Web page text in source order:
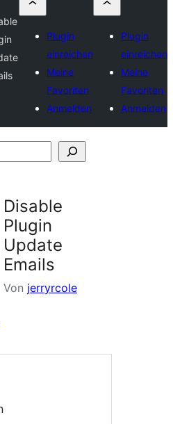
Plugin
einreichen
Meine
Favoriten
Anmelden
Plugin
einreichen
Meine
Favoriten
Anmelden
Disable
Plugin
Update
Emails
Von jerryrcole